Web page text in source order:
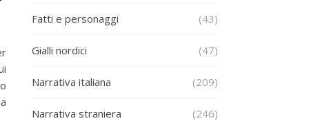
Fatti e personaggi (43)
Gialli nordici (47)
Narrativa italiana (209)
Narrativa straniera (246)